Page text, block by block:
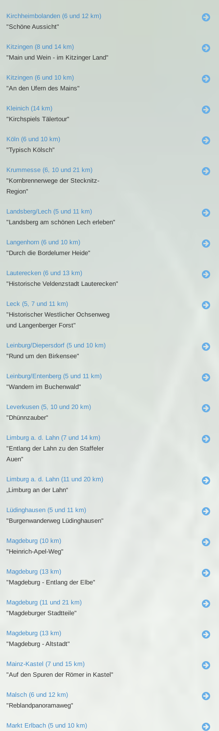
Kirchheimbolanden (6 und 12 km)
"Schöne Aussicht"
Kitzingen (8 und 14 km)
"Main und Wein - im Kitzinger Land"
Kitzingen (6 und 10 km)
"An den Ufern des Mains"
Kleinich (14 km)
"Kirchspiels Tälertour"
Köln (6 und 10 km)
"Typisch Kölsch"
Krummesse (6, 10 und 21 km)
"Kornbrennerwege der Stecknitz-
Region"
Landsberg/Lech (5 und 11 km)
"Landsberg am schönen Lech erleben"
Langenhorn (6 und 10 km)
"Durch die Bordelumer Heide"
Lauterecken (6 und 13 km)
"Historische Veldenzstadt Lauterecken"
Leck (5, 7 und 11 km)
"Historischer Westlicher Ochsenweg
und Langenberger Forst"
Leinburg/Diepersdorf (5 und 10 km)
"Rund um den Birkensee"
Leinburg/Entenberg (5 und 11 km)
"Wandern im Buchenwald"
Leverkusen (5, 10 und 20 km)
"Dhünnzauber"
Limburg a. d. Lahn (7 und 14 km)
"Entlang der Lahn zu den Staffeler
Auen"
Limburg a. d. Lahn (11 und 20 km)
„Limburg an der Lahn“
Lüdinghausen (5 und 11 km)
"Burgenwanderweg Lüdinghausen"
Magdeburg (10 km)
"Heinrich-Apel-Weg"
Magdeburg (13 km)
"Magdeburg - Entlang der Elbe"
Magdeburg (11 und 21 km)
"Magdeburger Stadtteile"
Magdeburg (13 km)
"Magdeburg - Altstadt"
Mainz-Kastel (7 und 15 km)
"Auf den Spuren der Römer in Kastel"
Malsch (6 und 12 km)
"Reblandpanoramaweg"
Markt Erlbach (5 und 10 km)